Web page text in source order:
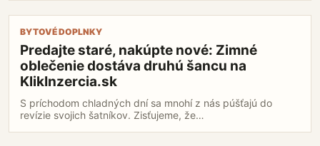
staré,
nakúpte
nové:
Zimné
dostáva
druhú
šancu
BYTOVÉ DOPLNKY
Predajte staré, nakúpte nové: Zimné
oblečenie dostáva druhú šancu na
KlikInzercia.sk
S príchodom chladných dní sa mnohí z nás púšťajú do
revízie svojich šatníkov. Zisťujeme, že…